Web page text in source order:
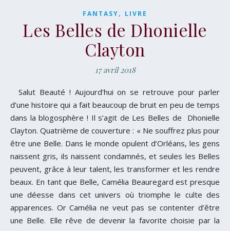
FANTASY, LIVRE
Les Belles de Dhonielle
Clayton
17 avril 2018
Salut Beauté ! Aujourd’hui on se retrouve pour parler
d’une histoire qui a fait beaucoup de bruit en peu de temps
dans la blogosphère ! Il s’agit de Les Belles de Dhonielle
Clayton. Quatrième de couverture : « Ne souffrez plus pour
être une Belle. Dans le monde opulent d’Orléans, les gens
naissent gris, ils naissent condamnés, et seules les Belles
peuvent, grâce à leur talent, les transformer et les rendre
beaux. En tant que Belle, Camélia Beauregard est presque
une déesse dans cet univers où triomphe le culte des
apparences. Or Camélia ne veut pas se contenter d’être
une Belle. Elle rêve de devenir la favorite choisie par la